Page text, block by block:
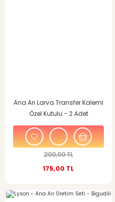
%12
Ana Arı Larva Transfer Kalemi
Özel Kutulu - 2 Adet
200,00 TL
175,00 TL